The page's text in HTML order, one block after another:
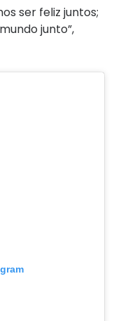
ser feliz juntos;
junto”,